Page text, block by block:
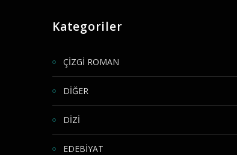
Kategoriler
ÇİZGİ ROMAN
DİĞER
DİZİ
EDEBİYAT